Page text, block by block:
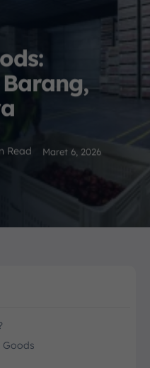
Read Maret 6, 2026
Goods